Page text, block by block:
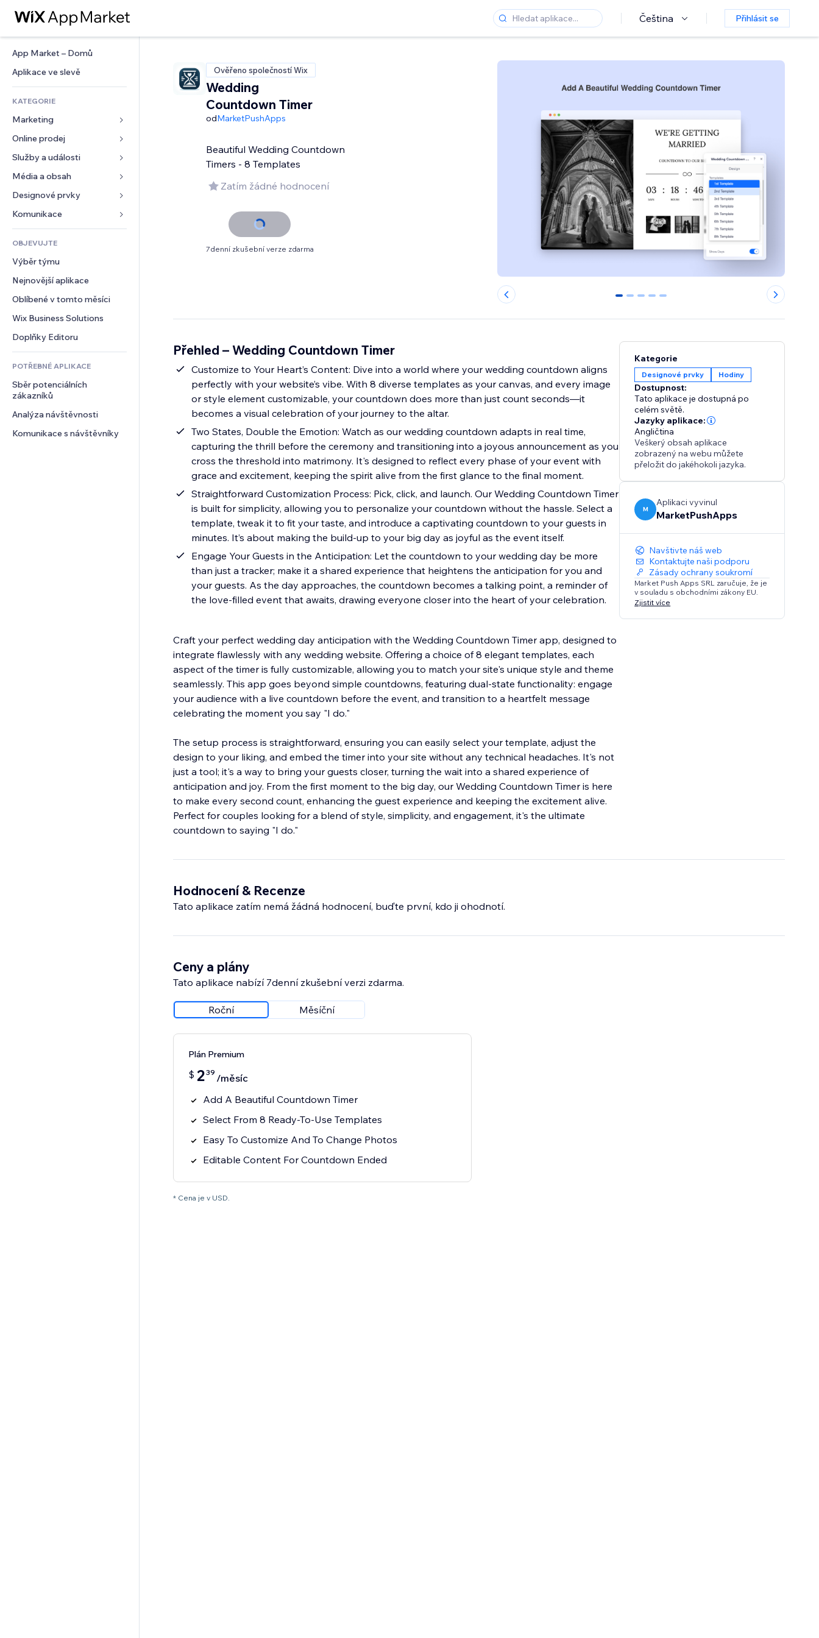
Čeština Přihlásit se
App Market – Domů
Aplikace ve slevě
KATEGORIE
Marketing
Reklamy
Mobilní zařízení
Analytika
Výpisy webu
E‑mail
Online prodej
Aplikace pro obchody
Doprava a doručení
Tlačítka pro prodej
Účetnictví
Kupóny a věrnostní programy
Skladování
Jídlo a nápoje
Služby a události
Ubytování
Události
Restaurace
Nemovitosti
Rezervace
Média a obsah
Galerie
Hudba
Podcasty
Fotografie
Video
PDF
Sdílení souborů
Novinky
Designové prvky
Mapy a navigace
Soukromí a bezpečnost
Hodiny
Šablony stránek
Efekty pro obrázky
Tlačítka a nabídky
Bannery a odznaky
Kalkulačky
Vyhledávání
Počasí
Tabulky a grafy
Formuláře
Ankety
Chat
Komentáře
Telefon
Komunita
Reference a recenze
CRM
OBJEVUJTE
Výběr týmu
Nejnovější aplikace
Oblíbené v tomto měsíci
Wix Business Solutions
Doplňky Editoru
POTŘEBNÉ APLIKACE
Sběr potenciálních
zákazníků
Analýza návštěvnosti
Komunikace s návštěvníky
Ověřeno společností Wix
Wedding
Countdown Timer
odMarketPushApps
Beautiful Wedding Countdown
Timers - 8 Templates
Zatím žádné hodnocení
7denní zkušební verze zdarma
0 1 2 3 4
Přehled – Wedding Countdown Timer
Customize to Your Heart’s Content: Dive into a world where your wedding countdown aligns
perfectly with your website’s vibe. With 8 diverse templates as your canvas, and every image
or style element customizable, your countdown does more than just count seconds—it
becomes a visual celebration of your journey to the altar.
Two States, Double the Emotion: Watch as our wedding countdown adapts in real time,
capturing the thrill before the ceremony and transitioning into a joyous announcement as you
cross the threshold into matrimony. It's designed to reflect every phase of your event with
grace and excitement, keeping the spirit alive from the first glance to the final moment.
Straightforward Customization Process: Pick, click, and launch. Our Wedding Countdown Timer
is built for simplicity, allowing you to personalize your countdown without the hassle. Select a
template, tweak it to fit your taste, and introduce a captivating countdown to your guests in
minutes. It’s about making the build-up to your big day as joyful as the event itself.
Engage Your Guests in the Anticipation: Let the countdown to your wedding day be more
than just a tracker; make it a shared experience that heightens the anticipation for you and
your guests. As the day approaches, the countdown becomes a talking point, a reminder of
the love-filled event that awaits, drawing everyone closer into the heart of your celebration.
Craft your perfect wedding day anticipation with the Wedding Countdown Timer app, designed to
integrate flawlessly with any wedding website. Offering a choice of 8 elegant templates, each
aspect of the timer is fully customizable, allowing you to match your site's unique style and theme
seamlessly. This app goes beyond simple countdowns, featuring dual-state functionality: engage
your audience with a live countdown before the event, and transition to a heartfelt message
celebrating the moment you say "I do."
The setup process is straightforward, ensuring you can easily select your template, adjust the
design to your liking, and embed the timer into your site without any technical headaches. It's not
just a tool; it's a way to bring your guests closer, turning the wait into a shared experience of
anticipation and joy. From the first moment to the big day, our Wedding Countdown Timer is here
to make every second count, enhancing the guest experience and keeping the excitement alive.
Perfect for couples looking for a blend of style, simplicity, and engagement, it's the ultimate
countdown to saying "I do."
Kategorie
Designové prvky Hodiny
Dostupnost:
Tato aplikace je dostupná po
celém světě.
Jazyky aplikace:
Angličtina
Veškerý obsah aplikace
zobrazený na webu můžete
přeložit do jakéhokoli jazyka.
M
Aplikaci vyvinul
MarketPushApps
Navštivte náš web
Kontaktujte naši podporu
Zásady ochrany soukromí
Market Push Apps SRL zaručuje, že je
v souladu s obchodními zákony EU.
Zjistit více
Hodnocení & Recenze
Tato aplikace zatím nemá žádná hodnocení, buďte první, kdo ji ohodnotí.
Ceny a plány
Tato aplikace nabízí 7denní zkušební verzi zdarma.
Roční Měsíční
Plán Premium
$ 239 /měsíc
Add A Beautiful Countdown Timer
Select From 8 Ready-To-Use Templates
Easy To Customize And To Change Photos
Editable Content For Countdown Ended
* Cena je v USD.